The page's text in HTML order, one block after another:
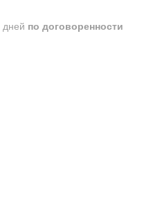
дней по договоренности